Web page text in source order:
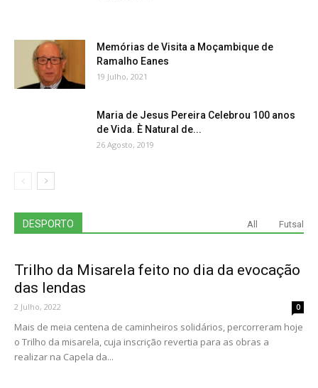
Memórias de Visita a Moçambique de
Ramalho Eanes
19 Julho, 2021
Maria de Jesus Pereira Celebrou 100 anos
de Vida. È Natural de...
26 Agosto, 2019
DESPORTO All Futsal
Trilho da Misarela feito no dia da evocação
das lendas
2 Julho, 2022 0
Mais de meia centena de caminheiros solidários, percorreram hoje
o Trilho da misarela, cuja inscrição revertia para as obras a
realizar na Capela da...